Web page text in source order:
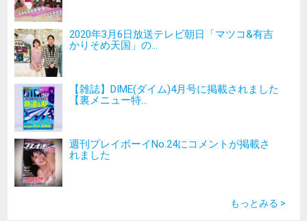
2020年3月6日放送テレビ朝日「マツコ&有吉
かりそめ天国」の...
【雑誌】DIME(ダイム)4月号に掲載されました
【裏メニュー特...
週刊プレイボーイNo.24にコメントが掲載さ
れました
もっとみる >